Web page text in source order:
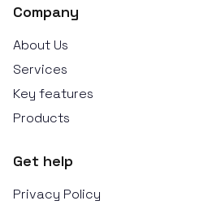
Company
About Us
Services
Key features
Products
Get help
Privacy Policy